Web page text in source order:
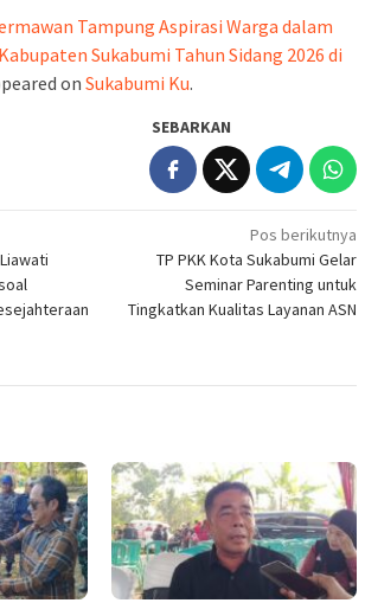
Tampung Aspirasi Warga dalam
Sukabumi Tahun Sidang 2026 di
on Sukabumi Ku.
SEBARKAN
Pos berikutnya
TP PKK Kota Sukabumi Gelar
Seminar Parenting untuk
Tingkatkan Kualitas Layanan ASN